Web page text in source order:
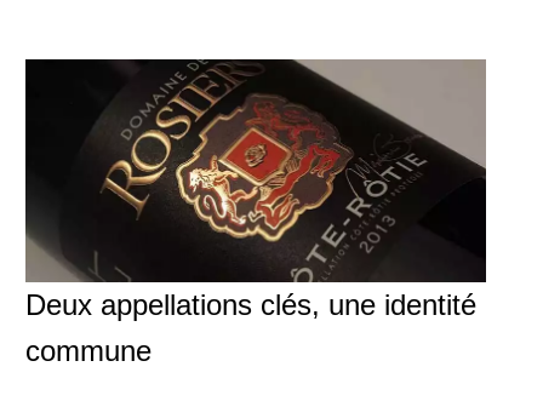
Deux appellations clés, une identité
commune